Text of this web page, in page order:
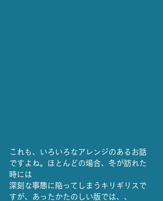
これも、いろいろなアレンジのあるお話
ですよね。ほとんどの場合、冬が訪れた
時には
深刻な事態に陥ってしまうキリギリスで
すが、あったかたのしい版では、、